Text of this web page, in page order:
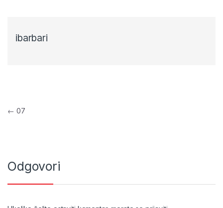
ibarbari
Navigacija objava
← 07
Odgovori